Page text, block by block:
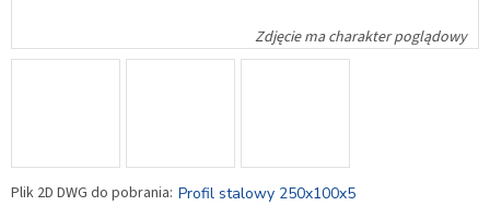
Profil stalowy 250x100x5